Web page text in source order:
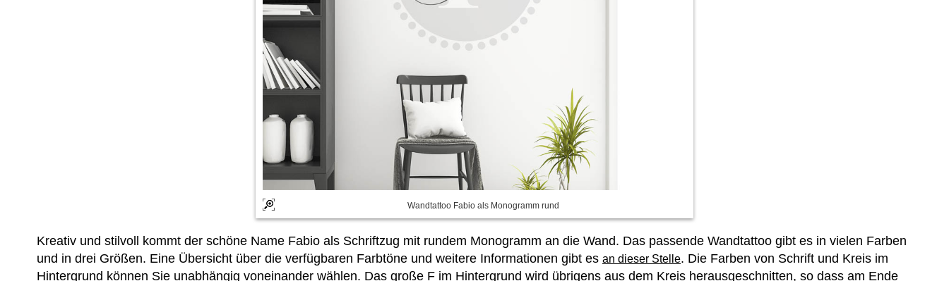
Wandtattoo Fabio als Monogramm rund
Kreativ und stilvoll kommt der schöne Name Fabio als Schriftzug mit rundem Monogramm an die Wand. Das passende Wandtattoo gibt es in vielen Farben
und in drei Größen. Eine Übersicht über die verfügbaren Farbtöne und weitere Informationen gibt es an dieser Stelle. Die Farben von Schrift und Kreis im
Hintergrund können Sie unabhängig voneinander wählen. Das große F im Hintergrund wird übrigens aus dem Kreis herausgeschnitten, so dass am Ende